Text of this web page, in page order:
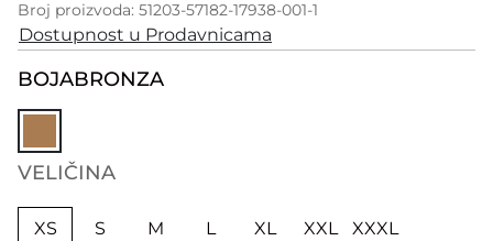
Broj proizvoda: 51203-57182-17938-001-1
Dostupnost u Prodavnicama
BOJABRONZA
VELIČINA
XS S M L XL XXL
XXXL